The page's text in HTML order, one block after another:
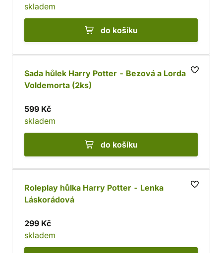
skladem
do košíku
Sada hůlek Harry Potter - Bezová a Lorda
Voldemorta (2ks)
599 Kč
skladem
do košíku
Roleplay hůlka Harry Potter - Lenka
Láskorádová
299 Kč
skladem